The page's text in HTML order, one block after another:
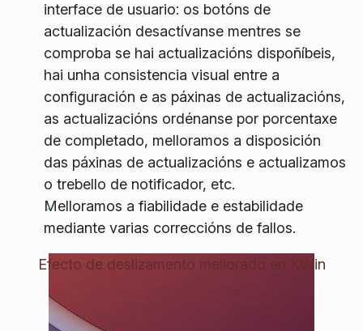
interface de usuario: os botóns de
actualización desactívanse mentres se
comproba se hai actualizacións dispoñíbeis,
hai unha consistencia visual entre a
configuración e as páxinas de actualizacións,
as actualizacións ordénanse por porcentaxe
de completado, melloramos a disposición
das páxinas de actualizacións e actualizamos
o trebello de notificador, etc.
Melloramos a fiabilidade e estabilidade
mediante varias correccións de fallos.
Efecto de deslizamento mellorado en KWin